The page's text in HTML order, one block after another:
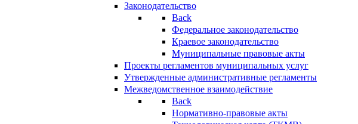
Законодательство
Back
Федеральное законодательство
Краевое законодательство
Муниципальные правовые акты
Проекты регламентов муниципальных услуг
Утвержденные административные регламенты
Межведомственное взаимодействие
Back
Нормативно-правовые акты